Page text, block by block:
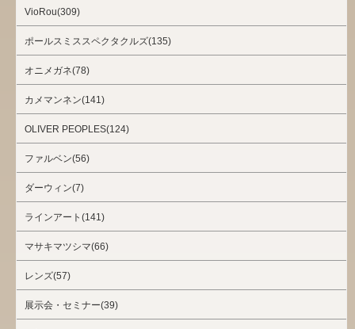
VioRou(309)
ポールスミススペクタクルズ(135)
オニメガネ(78)
カメマンネン(141)
OLIVER PEOPLES(124)
ファルベン(56)
ダーウィン(7)
ラインアート(141)
マサキマツシマ(66)
レンズ(57)
展示会・セミナー(39)